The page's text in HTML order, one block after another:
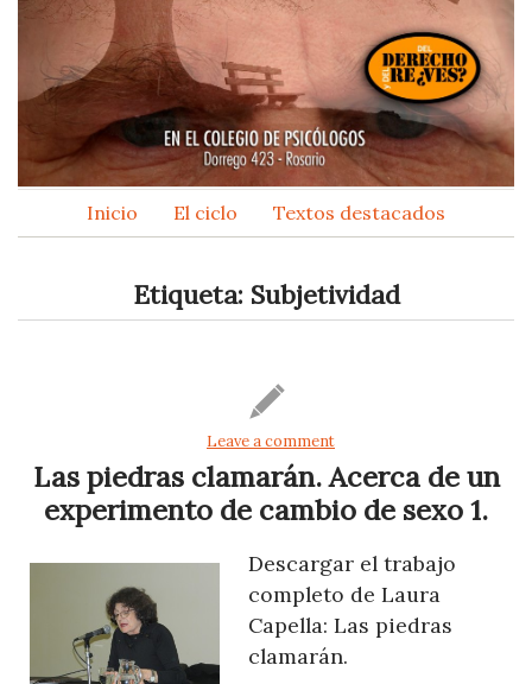
Inicio El ciclo Textos destacados
Etiqueta: Subjetividad
Leave a comment
Las piedras clamarán. Acerca de un
experimento de cambio de sexo 1.
Descargar el trabajo
completo de Laura
Capella: Las piedras
clamarán.